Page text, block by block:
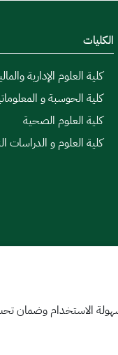
الكليات
كلية العلوم الإدارية
كلية الحوسبة و
كلية العلوم الصحية
كلية العلوم و الدراسات
اتفاقية مستوى
الاستخدام وضمان